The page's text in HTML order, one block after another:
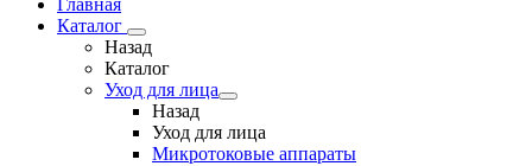
Главная
Каталог
Назад
Каталог
Уход для лица
Назад
Уход для лица
Микротоковые аппараты